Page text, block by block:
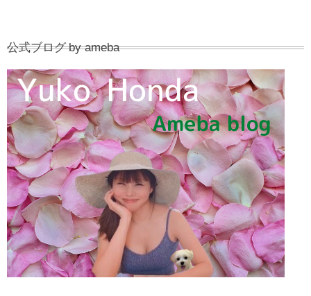
公式ブログ by ameba